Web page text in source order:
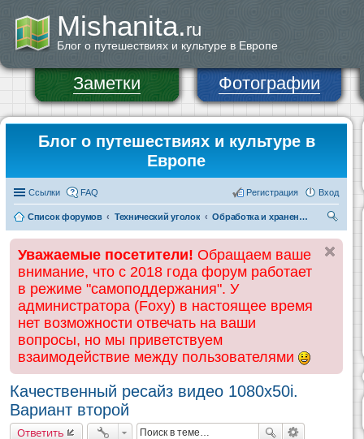
Mishanita.ru
Блог о путешествиях и культуре в Европе
Заметки Фотографии
Блог о путешествиях и культуре в
Европе
Ссылки FAQ Вход
Регистрация
Список форумов Технический уголок
Обработка и хранение фото и видеоматериалов
ск
Уважаемые посетители! Обращаем ваше
внимание, что с 2018 года форум работает
в режиме "самоподдержания". У
администратора (Foxy) в настоящее время
нет возможности отвечать на ваши
вопросы, но мы приветствуем
взаимодействие между пользователями
Качественный ресайз видео 1080x50i.
Вариант второй
Ответить